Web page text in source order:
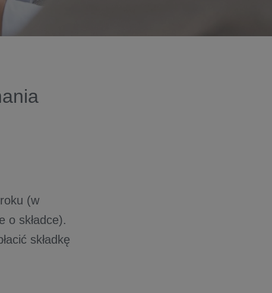
(w
o składce).
składkę